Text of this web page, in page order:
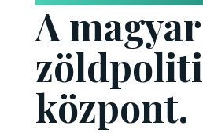
A magyar
központ.